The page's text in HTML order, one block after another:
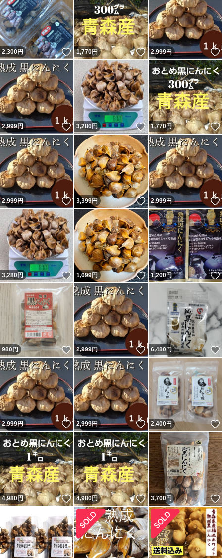
2,300円 いいね！
1,770円 いいね！
2,999円
2,999円 いいね！
3,280円 いいね！
1,770円
2,999円 いいね！
3,399円 いいね！
2,999円
3,280円 いいね！
1,099円 いいね！
1,200円
980円 いいね！
2,999円 いいね！
6,480円
2,999円 いいね！
2,999円 いいね！
2,400円
4,980円 いいね！
4,980円 いいね！
3,700円